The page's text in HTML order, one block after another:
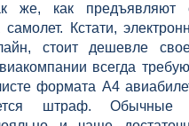
же, как предъявляют
Кстати,
стоит дешевле
всегда
формата А4
штраф. Обычные